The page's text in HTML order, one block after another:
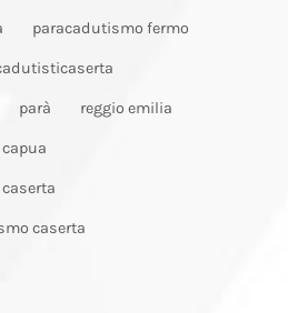
paracadutismo fermo
parà reggio emilia
caserta